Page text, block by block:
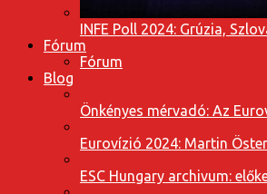
INFE Poll 2024: Grúzia,
Fórum
Fórum
Blog
Önkényes mérvadó: Az
Eurovízió 2024: Martin
ESC Hungary archivum: